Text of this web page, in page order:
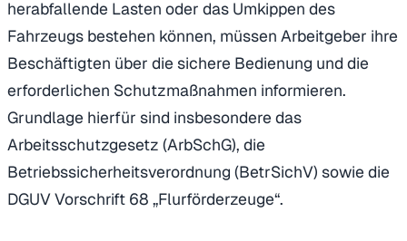
herabfallende Lasten oder das Umkippen des
Fahrzeugs bestehen können, müssen Arbeitgeber ihre
Beschäftigten über die sichere Bedienung und die
erforderlichen Schutzmaßnahmen informieren.
Grundlage hierfür sind insbesondere das
Arbeitsschutzgesetz (ArbSchG), die
Betriebssicherheitsverordnung (BetrSichV) sowie die
DGUV Vorschrift 68 „Flurförderzeuge“.